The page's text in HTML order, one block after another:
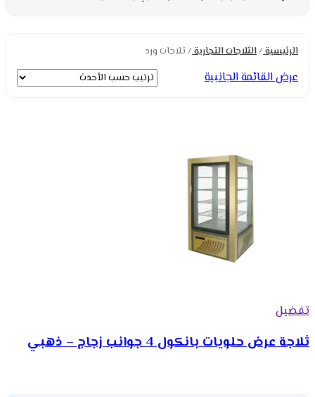
الرئيسية/الثلاجات التجارية/ ثلاجات ورد
عرض القائمة الجانبية
تفضيل
ثلاجة عرض حلويات بانكول 4 جوانب زجاج – ذهبي